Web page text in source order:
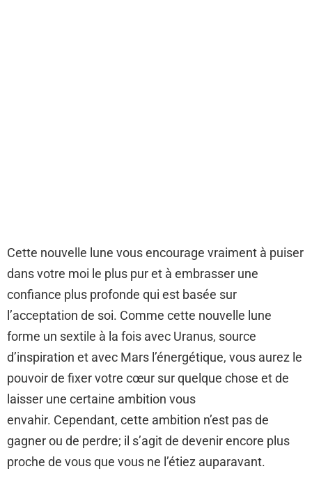
Cette nouvelle lune vous encourage vraiment à puiser
dans votre moi le plus pur et à embrasser une
confiance plus profonde qui est basée sur
l’acceptation de soi. Comme cette nouvelle lune
forme un sextile à la fois avec Uranus, source
d’inspiration et avec Mars l’énergétique, vous aurez le
pouvoir de fixer votre cœur sur quelque chose et de
laisser une certaine ambition vous
envahir. Cependant, cette ambition n’est pas de
gagner ou de perdre; il s’agit de devenir encore plus
proche de vous que vous ne l’étiez auparavant.